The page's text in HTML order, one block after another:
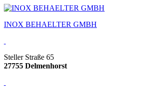
INOX BEHAELTER GMBH
Steller Straße 65
27755 Delmenhorst